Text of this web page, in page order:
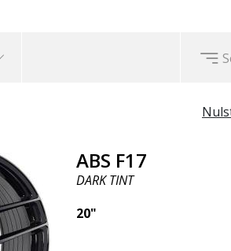
ABS F17
DARK TINT
20"